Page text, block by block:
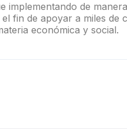
implementando de
fin de apoyar a miles de
económica y social.